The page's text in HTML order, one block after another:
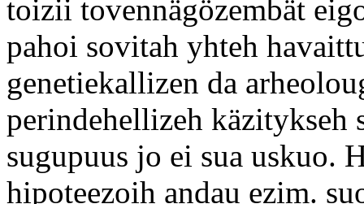
toizii tovennägözembät
pahoi sovitah yhteh
genetiekallizen da
perindehellizeh käzitykseh
sugupuus jo ei sua uskuo.
hipoteezoih andau ezim.